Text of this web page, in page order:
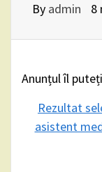
By admin 8
Anunțul îl
Rezultat
asistent